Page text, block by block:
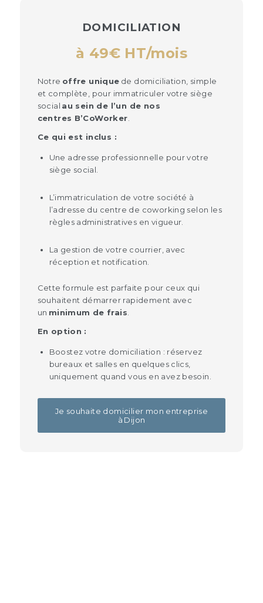
DOMICILIATION
à 49€ HT/mois
Notre offre unique de domiciliation, simple
et complète, pour immatriculer votre siège
social au sein de l’un de nos
centres B’CoWorker
Ce qui est inclus :
Une adresse professionnelle pour votre
siège social.
L’immatriculation de votre société à
l’adresse du centre de coworking selon les
règles administratives en vigueur.
La gestion de votre courrier, avec
réception et notification.
Cette formule est parfaite pour ceux qui
souhaitent démarrer rapidement avec
un minimum de frais
En option :
Boostez votre domiciliation : réservez
bureaux et salles en quelques clics,
uniquement quand vous en avez besoin.
Je souhaite domicilier mon entreprise
à Dijon